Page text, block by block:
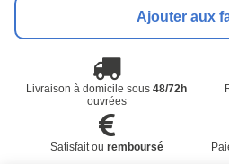
Ajouter aux
Livraison à domicile sous48/72h
ouvrées
Satisfait ou remboursé